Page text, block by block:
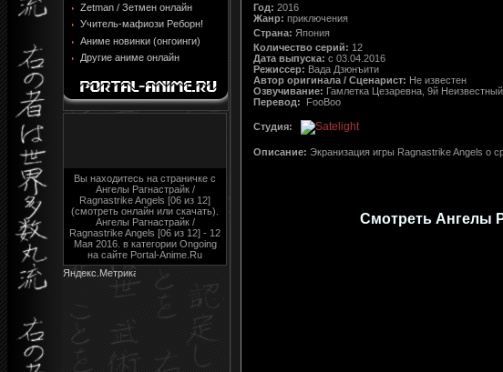
Zetman / Зетмен онлайн
Учитель-мафиози Реборн!
Аниме новинки (онгоинги)
Другие аниме онлайн
Вы находитесь на страничке с
Ангелы Рагнастрайк /
Ragnastrike Angels [06 из 12]
(смотреть онлайн или скачать).
Ангелы Рагнастрайк /
Ragnastrike Angels [06 из 12] - 12
Мая 2016. в категории Ongoing
на сайте Portal-Anime.Ru
Год: 2016
Жанр: приключения
Страна: Япония
Количество серий: 12
Дата выпуска: c 03.04.2016
Режиссер: Вада Дзюнъити
Автор оригинала / Сценарист: Не известен
Озвучивание: Гамлетка Цезаревна, 9й Неизвестный
Перевод: FooBoo
Студия:
Описание: Экранизация игры Ragnastrike Angels о
Смотреть Ангелы